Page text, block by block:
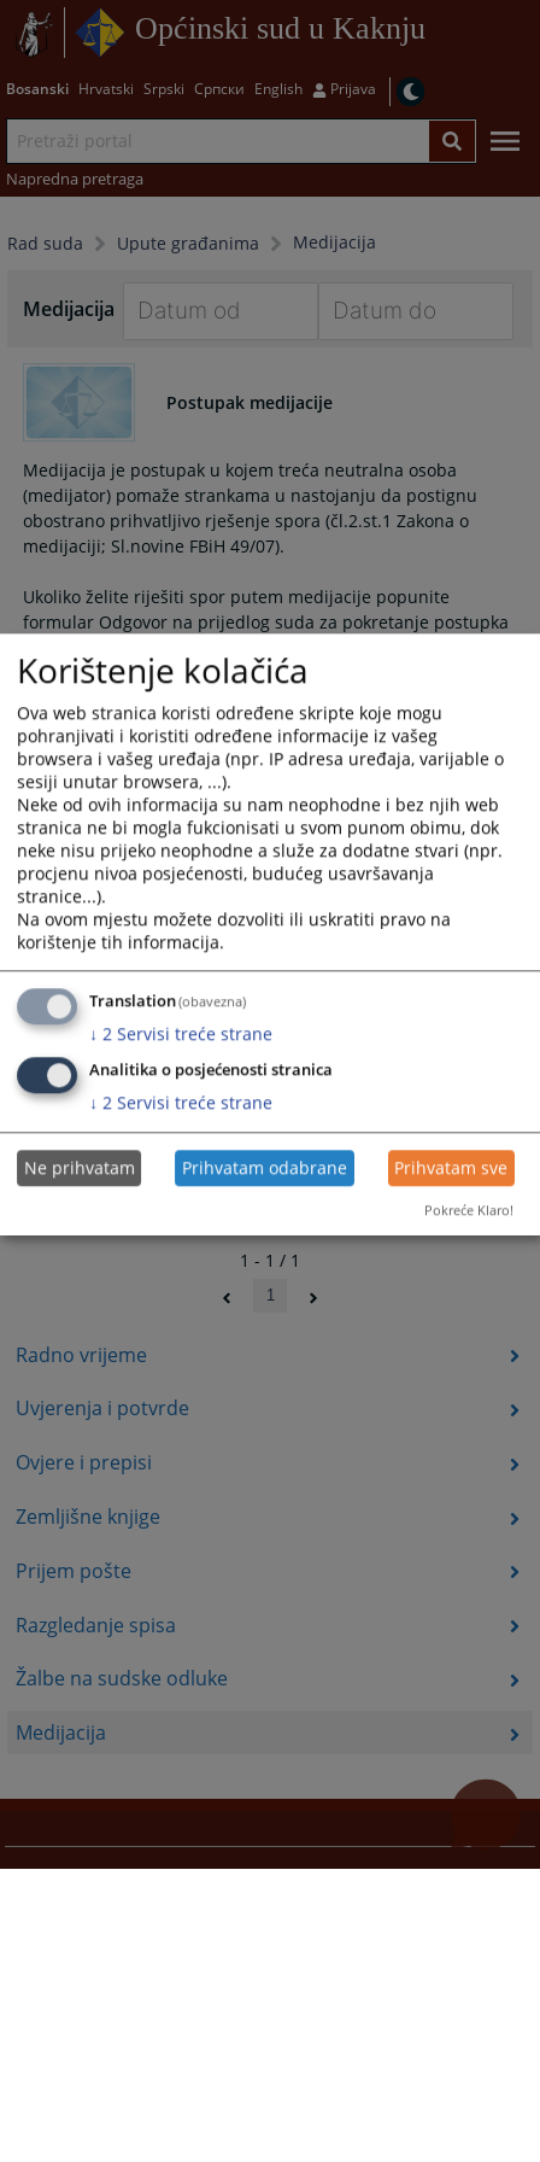
Općinski sud u Kaknju
Bosanski Hrvatski Srpski Српски English Prijava
Napredna pretraga
Rad suda Upute građanima Medijacija
Radno vrijeme
Uvjerenja i potvrde
Ovjere i prepisi
Zemljišne knjige
Prijem pošte
Razgledanje spisa
Žalbe na sudske odluke
Medijacija
Medijacija
forward
interact
the
calendar
and
a
date.
Press
the
question
mark
key
to
get
the
keyboard
shortcuts
for
changing
to
the
calendar
and
a
date.
Press
mark
key
get
the
keyboard
shortcuts
for
changing
Postupak medijacije
Medijacija je postupak u kojem treća neutralna osoba
(medijator) pomaže strankama u nastojanju da postignu
obostrano prihvatljivo rješenje spora (čl.2.st.1 Zakona o
medijaciji; Sl.novine FBiH 49/07).
Ukoliko želite riješiti spor putem medijacije popunite
formular Odgovor na prijedlog suda za pokretanje postupka
1 - 1 / 1
1
Korištenje kolačića
Ova web stranica koristi određene skripte koje mogu
pohranjivati i koristiti određene informacije iz vašeg
browsera i vašeg uređaja (npr. IP adresa uređaja, varijable o
sesiji unutar browsera, ...).
Neke od ovih informacija su nam neophodne i bez njih web
stranica ne bi mogla fukcionisati u svom punom obimu, dok
neke nisu prijeko neophodne a služe za dodatne stvari (npr.
procjenu nivoa posjećenosti, budućeg usavršavanja
stranice...).
Na ovom mjestu možete dozvoliti ili uskratiti pravo na
korištenje tih informacija.
Translation(obavezna)
↓ 2 Servisi treće strane
Analitika o posjećenosti stranica
↓ 2 Servisi treće strane
Ne prihvatam Prihvatam odabrane Prihvatam sve
Pokreće Klaro!